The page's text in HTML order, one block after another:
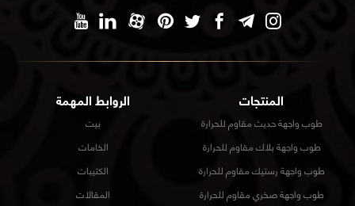
المنتجات
طوب واجهة حديث مقاوم للحرارة
طوب واجهة بلاك مقاوم للحرارة
طوب واجهة رستيك مقاوم للحرارة
طوب واجهة صخري مقاوم للحرارة
الروابط المهمة
بيت
الخامات
الكتيبات
المقالات